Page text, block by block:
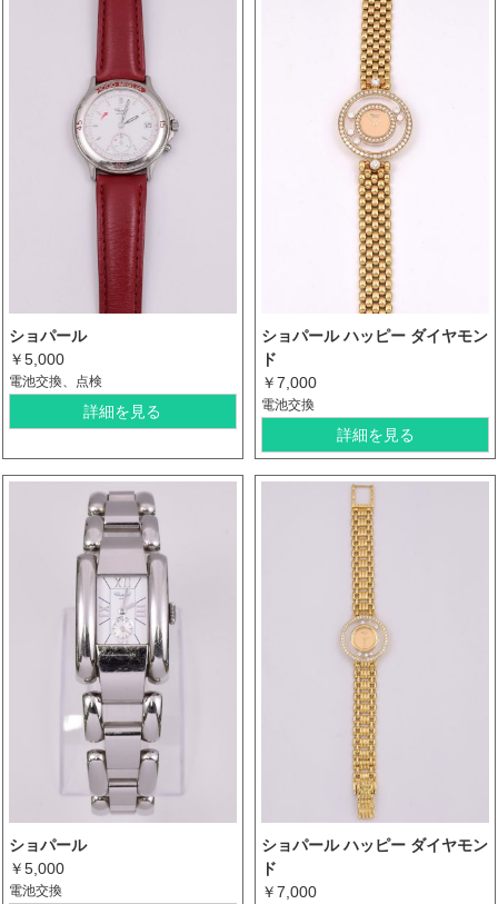
ショパール
￥5,000
電池交換、点検
詳細を見る
ショパール ハッピー ダイヤモン
ド
￥7,000
電池交換
詳細を見る
ショパール
￥5,000
電池交換
ショパール ハッピー ダイヤモン
ド
￥7,000